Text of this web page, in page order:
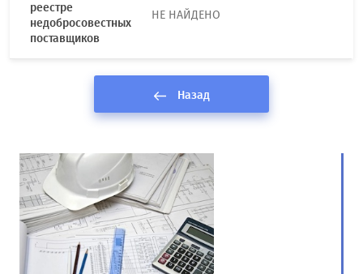
реестре
недобросовестных
поставщиков
НЕ НАЙДЕНО
Назад